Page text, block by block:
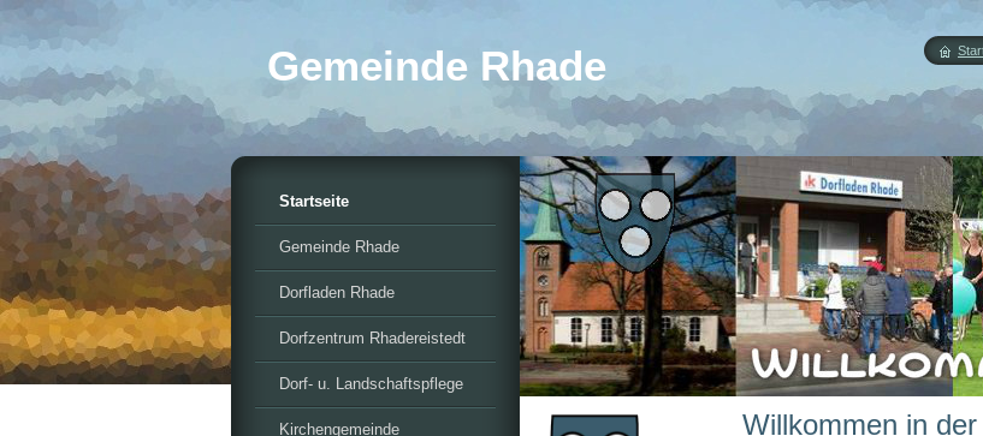
Gemeinde Rhade
Willkommen in der
Startseite
Gemeinde Rhade
Dorfladen Rhade
Dorfzentrum Rhadereistedt
Dorf- u. Landschaftspflege
Kirchengemeinde